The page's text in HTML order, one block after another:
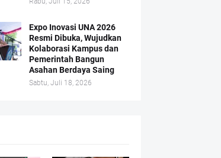
Expo Inovasi UNA 2026
Resmi Dibuka, Wujudkan
Kolaborasi Kampus dan
Pemerintah Bangun
Asahan Berdaya Saing
Sabtu, Juli 18, 2026